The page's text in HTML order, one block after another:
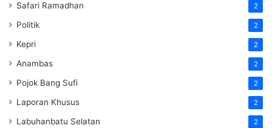
Safari Ramadhan 2
Politik 2
Kepri 2
Anambas 2
Pojok Bang Sufi 2
Laporan Khusus 2
Labuhanbatu Selatan 2